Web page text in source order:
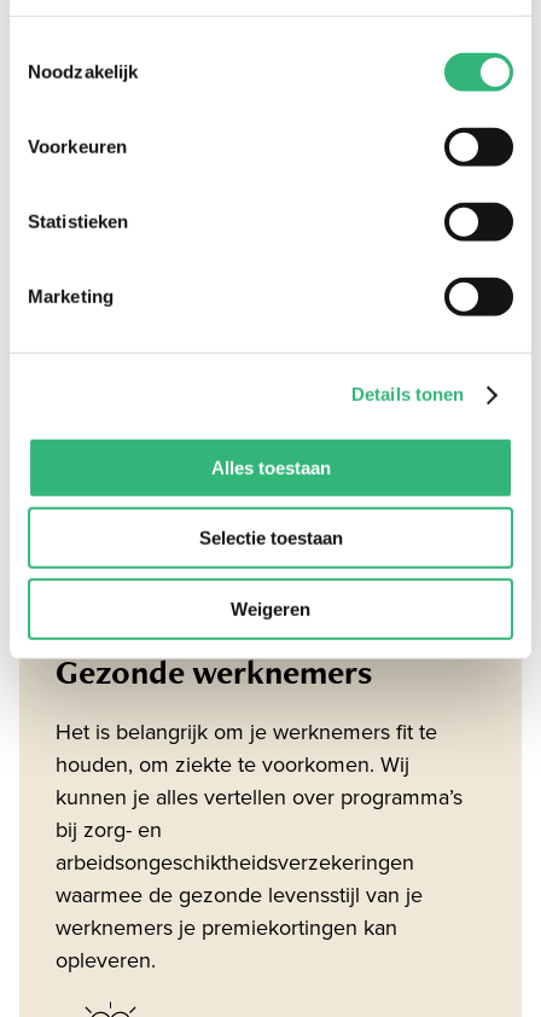
Noodzakelijk
Voorkeuren
Statistieken
Marketing
Details tonen
Alles toestaan
Selectie toestaan
Weigeren
Klanttype*
Postcode
Stel hier je vraag...
Vraag versturen
Gezonde werknemers
Het is belangrijk om je werknemers fit te
houden, om ziekte te voorkomen. Wij
kunnen je alles vertellen over programma’s
bij zorg- en
arbeidsongeschiktheidsverzekeringen
waarmee de gezonde levensstijl van je
werknemers je premiekortingen kan
opleveren.